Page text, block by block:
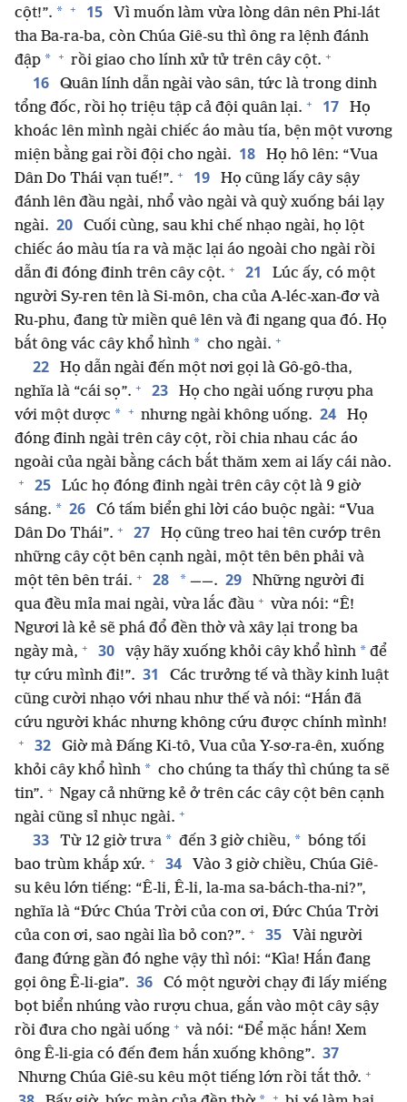
cột!”. * + 15
Vì muốn làm vừa lòng dân nên Phi-lát
tha Ba-ra-ba, còn Chúa Giê-su thì ông ra lệnh đánh
đập * + rồi giao cho lính xử tử trên cây cột. +
16
Quân lính dẫn ngài vào sân, tức là trong dinh
tổng đốc, rồi họ triệu tập cả đội quân lại. + 17
Họ
khoác lên mình ngài chiếc áo màu tía, bện một vương
miện bằng gai rồi đội cho ngài. 18
Họ hô lên: “Vua
Dân Do Thái vạn tuế!”. + 19
Họ cũng lấy cây sậy
đánh lên đầu ngài, nhổ vào ngài và quỳ xuống bái lạy
ngài. 20
Cuối cùng, sau khi chế nhạo ngài, họ lột
chiếc áo màu tía ra và mặc lại áo ngoài cho ngài rồi
dẫn đi đóng đinh trên cây cột. + 21
Lúc ấy, có một
người Sy-ren tên là Si-môn, cha của A-léc-xan-đơ và
Ru-phu, đang từ miền quê lên và đi ngang qua đó. Họ
bắt ông vác cây khổ hình * cho ngài. +
22
Họ dẫn ngài đến một nơi gọi là Gô-gô-tha,
nghĩa là “cái sọ”. + 23
Họ cho ngài uống rượu pha
với một dược * + nhưng ngài không uống. 24
Họ
đóng đinh ngài trên cây cột, rồi chia nhau các áo
ngoài của ngài bằng cách bắt thăm xem ai lấy cái nào.
+ 25
Lúc họ đóng đinh ngài trên cây cột là 9 giờ
sáng. * 26
Có tấm biển ghi lời cáo buộc ngài: “Vua
Dân Do Thái”. + 27
Họ cũng treo hai tên cướp trên
những cây cột bên cạnh ngài, một tên bên phải và
một tên bên trái. + 28 * ——. 29
Những người đi
qua đều mỉa mai ngài, vừa lắc đầu + vừa nói: “Ê!
Ngươi là kẻ sẽ phá đổ đền thờ và xây lại trong ba
ngày mà, + 30 vậy hãy xuống khỏi cây khổ hình * để
tự cứu mình đi!”. 31
Các trưởng tế và thầy kinh luật
cũng cười nhạo với nhau như thế và nói: “Hắn đã
cứu người khác nhưng không cứu được chính mình!
+ 32
Giờ mà Đấng Ki-tô, Vua của Y-sơ-ra-ên, xuống
khỏi cây khổ hình * cho chúng ta thấy thì chúng ta sẽ
tin”. + Ngay cả những kẻ ở trên các cây cột bên cạnh
ngài cũng sỉ nhục ngài. +
33 Từ 12 giờ trưa * đến 3 giờ chiều, * bóng tối
bao trùm khắp xứ. + 34
Vào 3 giờ chiều, Chúa Giê-
su kêu lớn tiếng: “Ê-li, Ê-li, la-ma sa-bách-tha-ni?”,
nghĩa là “Đức Chúa Trời của con ơi, Đức Chúa Trời
của con ơi, sao ngài lìa bỏ con?”. + 35
Vài người
đang đứng gần đó nghe vậy thì nói: “Kìa! Hắn đang
gọi ông Ê-li-gia”. 36
Có một người chạy đi lấy miếng
bọt biển nhúng vào rượu chua, gắn vào một cây sậy
rồi đưa cho ngài uống + và nói: “Để mặc hắn! Xem
ông Ê-li-gia có đến đem hắn xuống không”. 37
Nhưng Chúa Giê-su kêu một tiếng lớn rồi tắt thở. +
+